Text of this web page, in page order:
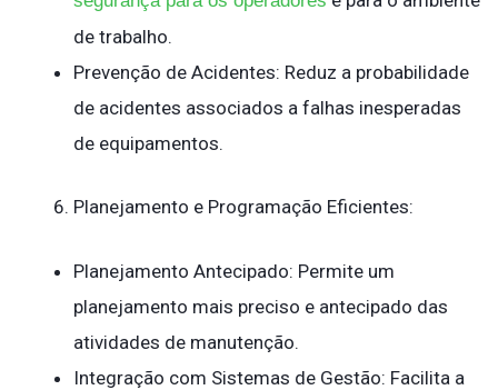
de trabalho.
Prevenção de Acidentes: Reduz a probabilidade
de acidentes associados a falhas inesperadas
de equipamentos.
Planejamento e Programação Eficientes:
Planejamento Antecipado: Permite um
planejamento mais preciso e antecipado das
atividades de manutenção.
Integração com Sistemas de Gestão: Facilita a